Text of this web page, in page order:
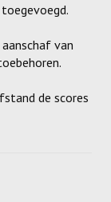
van
de scores